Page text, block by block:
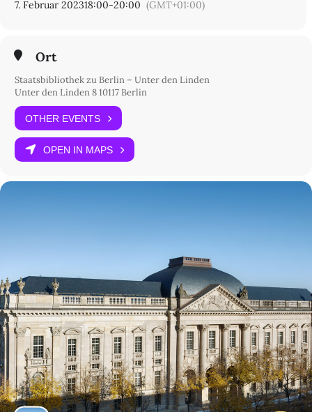
7. Februar 202318:00-20:00 (GMT+01:00)
Ort
Staatsbibliothek zu Berlin – Unter den Linden
Unter den Linden 8 10117 Berlin
OTHER EVENTS
OPEN IN MAPS